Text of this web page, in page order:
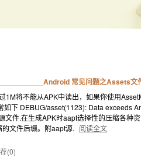
Android 常见问题之Assets文
1M将不能从APK中读出，如果你使用
下 DEBUG/asset(1123): Data exceeds
件.在生成APK时aapt选择性的压缩各种
文件后缀。附aapt源. 阅读全文
(0)